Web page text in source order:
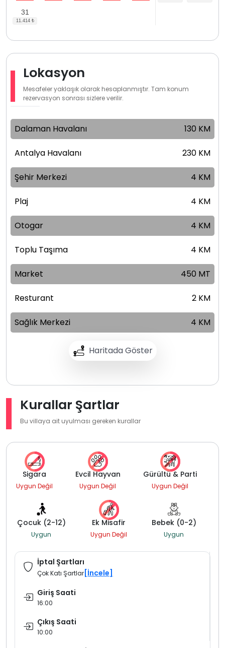
31
Lokasyon
Mesafeler yaklaşık olarak hesaplanmıştır. Tam konum
rezervasyon sonrası sizlere verilir.
Haritada Göster
Dalaman Havalanı 130 KM
Antalya Havalanı 230 KM
Şehir Merkezi 4 KM
Plaj 4 KM
Otogar 4 KM
Toplu Taşıma 4 KM
Market 450 MT
Resturant 2 KM
Sağlık Merkezi 4 KM
Kurallar Şartlar
Bu villaya ait uyulması gereken kurallar
Sigara
Uygun Değil
Evcil Hayvan
Uygun Değil
Gürültü & Parti
Uygun Değil
Çocuk (2-12)
Uygun
Ek Misafir
Uygun Değil
Bebek (0-2)
Uygun
İptal Şartları
Çok Katı Şartlar [İncele]
Giriş Saati
16:00
Çıkış Saati
10:00